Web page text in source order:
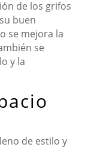
de los grifos
buen
se mejora la
se
y la
de estilo y